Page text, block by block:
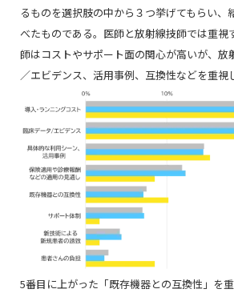
るものを選択肢の中から３つ挙げてもらい、
べたものである。医師と放射線技師では重視
師はコストやサポート面の関心が高いが、放
／エビデンス、活用事例、互換性などを重視
5番目に上がった「既存機器との互換性」を